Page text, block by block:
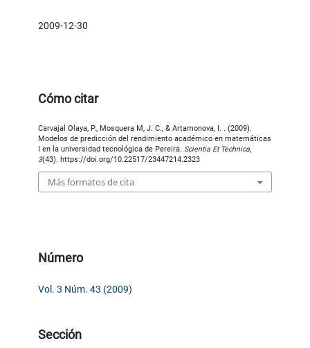
2009-12-30
Cómo citar
Carvajal Olaya, P., Mosquera M, J. C., & Artamonova, I. . (2009).
Modelos de predicción del rendimiento académico en matemáticas
I en la universidad tecnológica de Pereira. Scientia Et Technica,
3(43). https://doi.org/10.22517/23447214.2323
Más formatos de cita
Número
Vol. 3 Núm. 43 (2009)
Sección